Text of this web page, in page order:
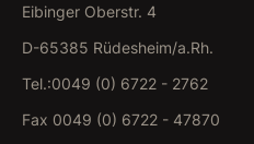
Eibinger Oberstr. 4
D-65385 Rüdesheim/a.Rh.
Tel.:0049 (0) 6722 - 2762
Fax 0049 (0) 6722 - 47870